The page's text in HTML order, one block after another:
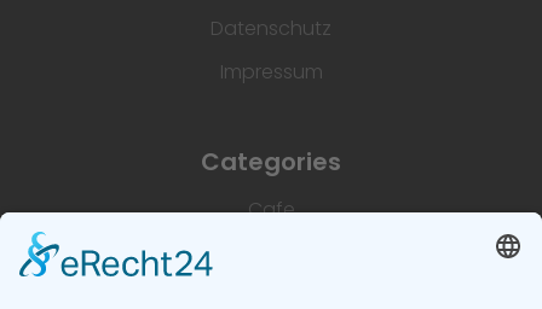
Datenschutz
Impressum
Categories
Cafe